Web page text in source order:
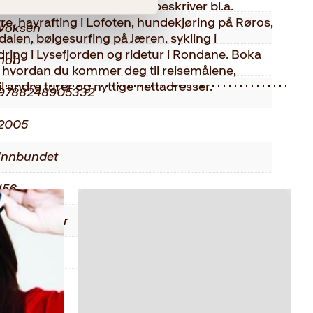
i Norge, og beskriver bl.a.
havrafting i Lofoten, hundekjøring på Røros,
bølgesurfing på Jæren, sykling i
i Lysefjorden og ridetur i Rondane. Boka
du kommer deg til reisemålene,
andre turer og nyttige nettadresser.
Faglitteratur
0.58 kg